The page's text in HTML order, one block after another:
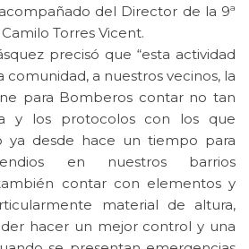
del Director de la 9ª
Torres Vicent.
precisó que “esta actividad
comunidad, a nuestros vecinos, la
para Bomberos contar no tan
y los protocolos con los que
ya desde hace un tiempo para
en nuestros barrios
contar con elementos y
material de altura,
hacer un mejor control y una